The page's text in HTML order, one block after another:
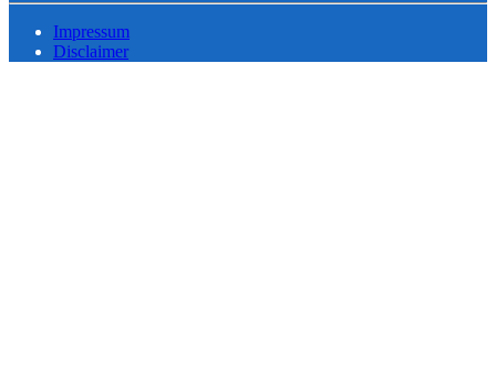
Impressum
Disclaimer